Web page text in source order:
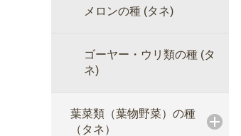
メロンの種 (タネ)
ゴーヤー・ウリ類の種 (タ
ネ)
葉菜類（葉物野菜）の種
（タネ）